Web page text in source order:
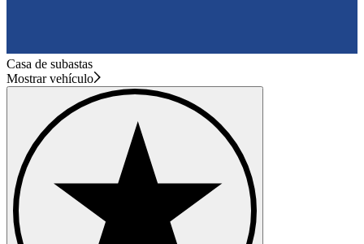
Casa de subastas
Mostrar vehículo